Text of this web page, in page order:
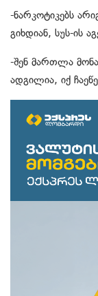
-ნარკოტიკებს
გიხდიან, სუს-ის
-შენ მართლა
ადგილია, იქ